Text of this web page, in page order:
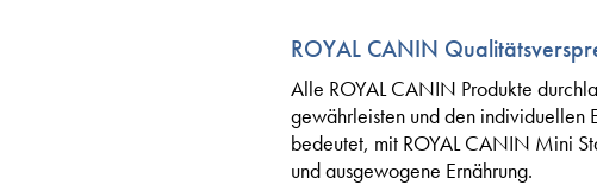
ROYAL CANIN
Alle ROYAL CANIN Produkte
gewährleisten und den individuellen
bedeutet, mit ROYAL CANIN Mini
und ausgewogene Ernährung.